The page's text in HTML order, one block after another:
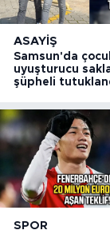
ASAYIŞ
Samsun'da
uyuşturucu
şüpheli
SPOR